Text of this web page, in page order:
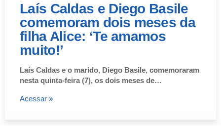
Laís Caldas e Diego Basile
comemoram dois meses da
filha Alice: ‘Te amamos
muito!’
Laís Caldas e o marido, Diego Basile, comemoraram
nesta quinta-feira (7), os dois meses de…
Acessar »